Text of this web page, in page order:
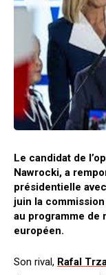
Le candidat de
Nawrocki, a
présidentielle
juin la
au programme de
européen.
Son rival, Rafal